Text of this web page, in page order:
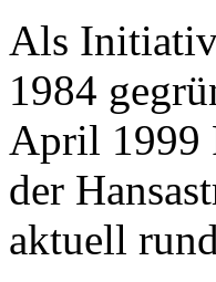
Als
1984
April 1999
der
aktuell